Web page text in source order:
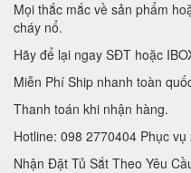
Mọi thắc mắc về sản phẩm
cháy nổ.
Hãy để lại ngay SĐT hoặc
Miễn Phí Ship nhanh toàn
Thanh toán khi nhận hàng.
Hotline: 098 2770404 Phục vụ
Nhận Đặt Tủ Sắt Theo Yêu